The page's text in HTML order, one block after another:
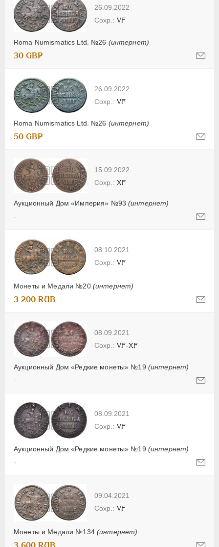
26.09.2022
Roma Numismatics Ltd. №26 (интернет)
VF
30 GBP
26.09.2022
Roma Numismatics Ltd. №26 (интернет)
VF
50 GBP
15.09.2022
Аукционный Дом «Империя» №93(интернет)
XF
-
08.10.2021
Монеты и Медали №20 (интернет)
VF
3 200 RUB
08.09.2021
Аукционный Дом «Редкие монеты» №19 (интернет)
VF-XF
-
08.09.2021
Аукционный Дом «Редкие монеты» №19 (интернет)
VF
-
09.04.2021
Монеты и Медали №134 (интернет)
VF